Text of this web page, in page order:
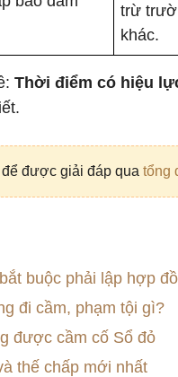
trừ
khác.
Thời điểm có hiệu
được giải đáp qua tổng
buộc phải lập hợp
đi cầm, phạm tội gì?
được cầm cố Sổ đỏ
thế chấp mới nhất